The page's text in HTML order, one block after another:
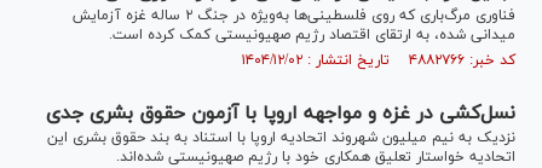
فناوری مرگ‌باری که روی فلسطینی‌ها به‌ویژه در جنگ ۲ ساله غزه آزمایش
میدانی شده، به ارتقای اقتصاد رژیم صهیونیستی کمک کرده است.
کد خبر: ۴۸۸۲۷۶۶ تاریخ انتشار : ۱۴۰۴/۱۲/۰۲
نسل‌کشی در غزه و مواجهه اروپا با آزمون حقوق بشری جدی
نزدیک به نیم میلیون شهروند اتحادیه اروپا با استناد به بند حقوق بشری این
اتحادیه خواستار تعلیق همکاری خود با رژیم صهیونیستی شده‌اند.